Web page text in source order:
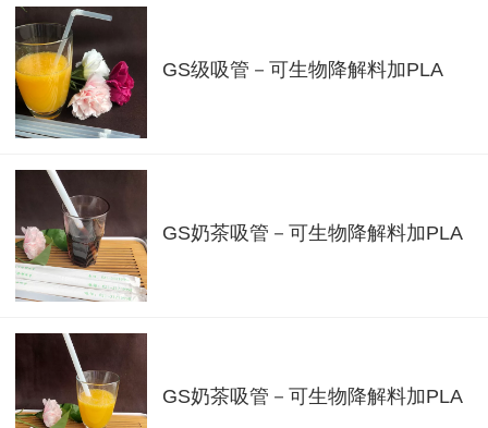
GS级吸管－可生物降解料加PLA
GS奶茶吸管－可生物降解料加PLA
GS奶茶吸管－可生物降解料加PLA